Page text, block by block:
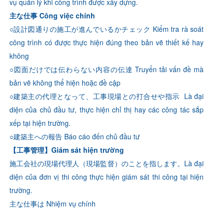
vụ quản lý khi công trình được xây dựng.
主な仕事 Công việc chính
○設計図通りの施工が進んでいるかチェック Kiểm tra rà soát
công trình có được thực hiện đúng theo bản vẽ thiết kế hay
không
○図面だけでは伝わらない内容の伝達 Truyển tải vấn đề mà
bản vẽ không thể hiện hoặc đề cập
○建築主の代理となって、工事現場との打合せや指示 Là đại
diện của chủ đầu tư, thực hiện chỉ thị hay các công tác sắp
xếp tại hiện trường.
○建築主への報告 Báo cáo đến chủ đầu tư
【工事管理】Giám sát hiện trường
施工会社の現場代理人（現場監督）のことを指します。Là đại
diện của đơn vị thi công thực hiện giám sát thi công tại hiện
trường.
主な仕事は Nhiệm vụ chính